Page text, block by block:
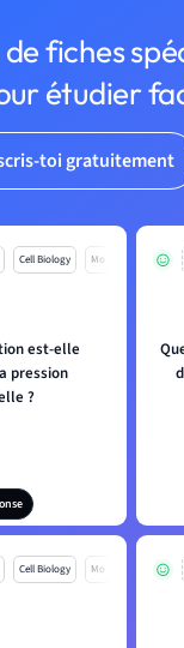
de fiches
étudier
toi gratuitement
Cell Biology Mo
est-elle
pression
?
Cell Biology Mo